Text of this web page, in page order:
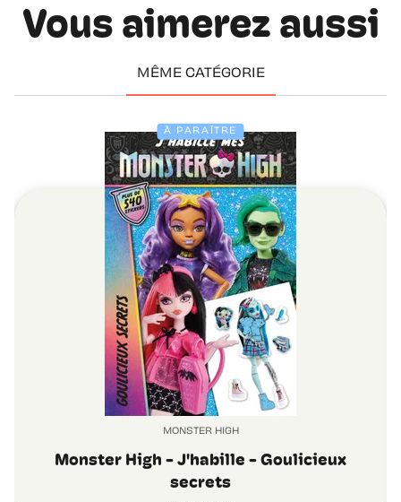
Vous aimerez aussi
MÊME CATÉGORIE
À PARAÎTRE
MONSTER HIGH
Monster High - J'habille - Goulicieux
secrets